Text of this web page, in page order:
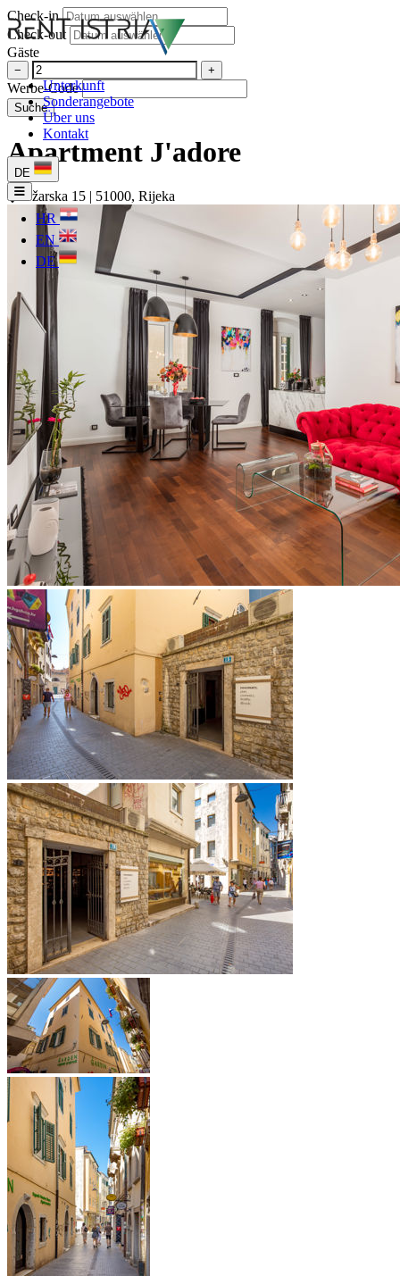
Unterkunft
Sonderangebote
Über uns
Kontakt
DE
HR
EN
DE
Check-in
Check-out
Gäste
− +
Werbe-Code
Suche
Apartment J'adore
Užarska 15 | 51000, Rijeka